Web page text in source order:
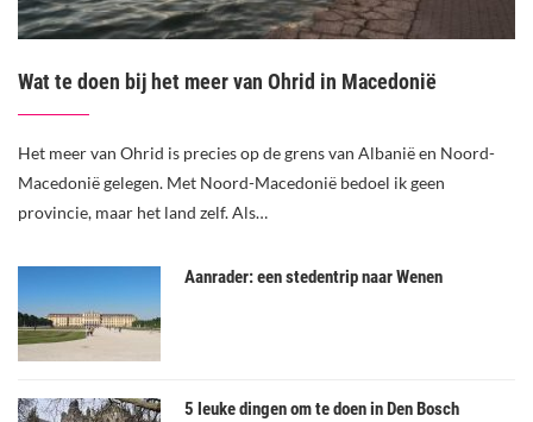
Wat te doen bij het meer van Ohrid in Macedonië
Het meer van Ohrid is precies op de grens van Albanië en Noord-
Macedonië gelegen. Met Noord-Macedonië bedoel ik geen
provincie, maar het land zelf. Als…
Aanrader: een stedentrip naar Wenen
5 leuke dingen om te doen in Den Bosch